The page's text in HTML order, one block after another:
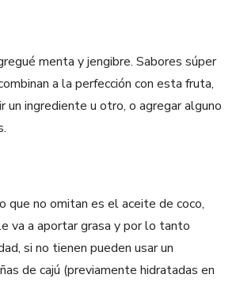
menta y jengibre. Sabores súper
a la perfección con esta fruta,
un ingrediente u otro, o agregar alguno
que no omitan es el aceite de coco,
va a aportar grasa y por lo tanto
si no tienen pueden usar un
de cajú (previamente hidratadas en